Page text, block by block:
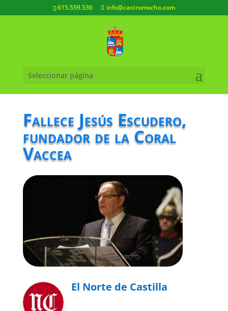
615.559.536 info@castromocho.com
Seleccionar página
Fallece Jesús Escudero,
fundador de la Coral
Vaccea
El Norte de Castilla